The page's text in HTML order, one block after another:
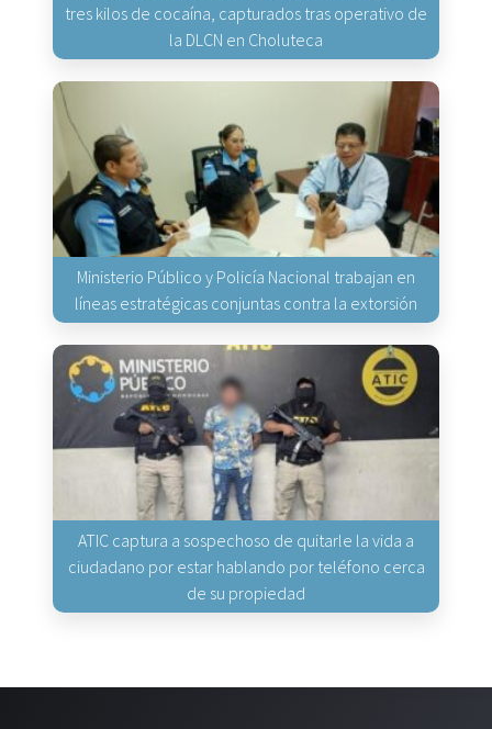
tres kilos de cocaína, capturados tras operativo de
la DLCN en Choluteca
Ministerio Público y Policía Nacional trabajan en
líneas estratégicas conjuntas contra la extorsión
ATIC captura a sospechoso de quitarle la vida a
ciudadano por estar hablando por teléfono cerca
de su propiedad